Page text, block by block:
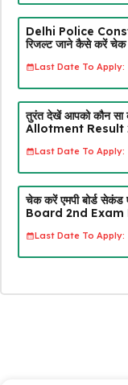
Delhi Police
रिजल्ट जाने कैसे करें चेक
Last Date To Apply:
तुरंत देखें आपको कौन
Allotment Result
Last Date To Apply:
चेक करें एमपी बोर्ड
Board 2nd Exam
Last Date To Apply: